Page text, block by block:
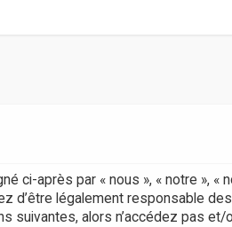
ci-après par « nous », « notre », «
d’être légalement responsable
alors n’accédez pas et/